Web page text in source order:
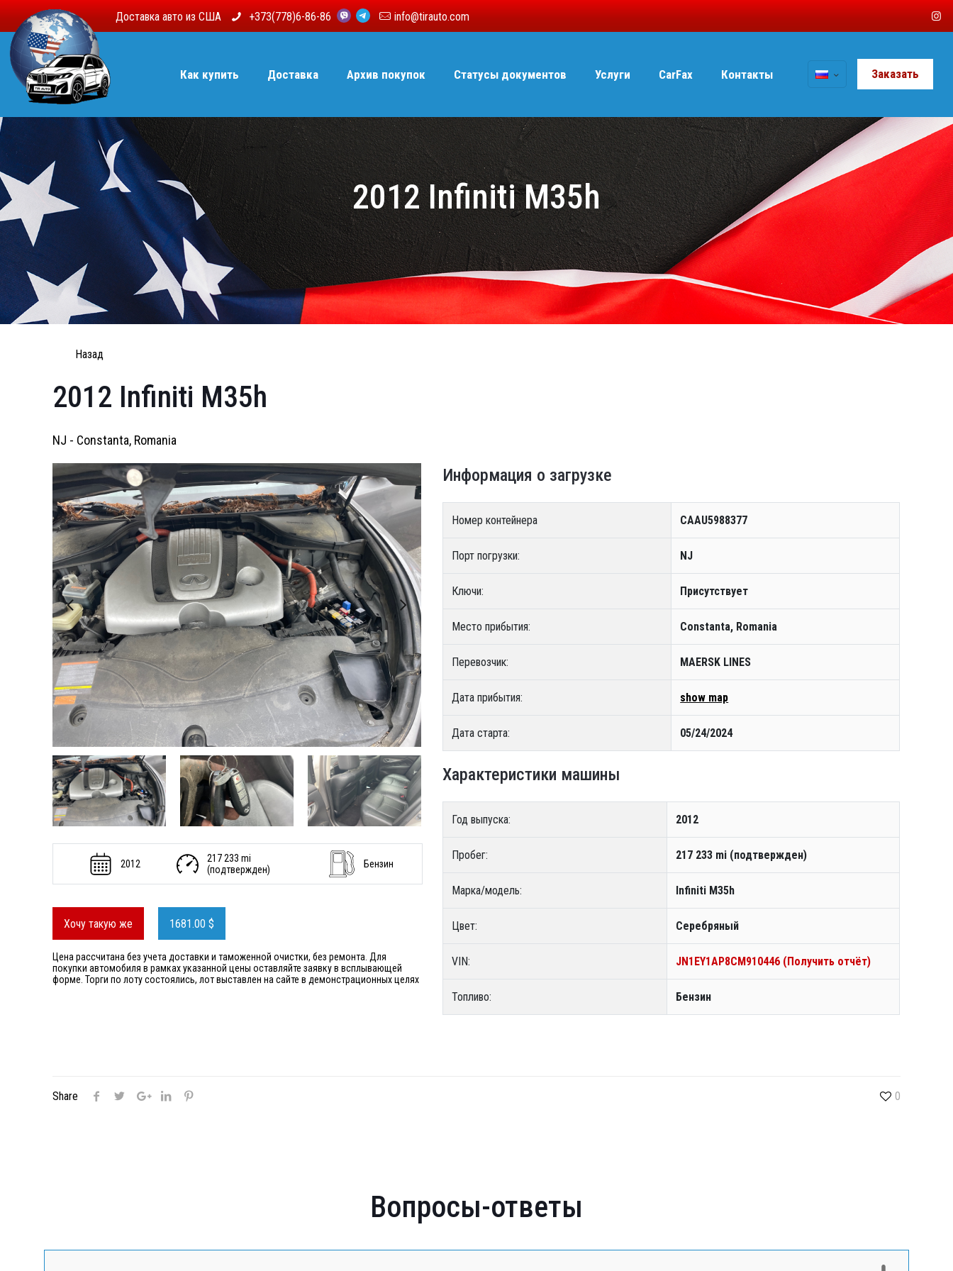
Доставка авто из США +373(778)6-86-86 info@tirauto.com
Как купить Доставка Архив покупок Статусы документов Услуги CarFax Контакты Заказать
2012 Infiniti M35h
Назад
2012 Infiniti M35h
NJ - Constanta, Romania
2012
217 233 mi
(подтвержден)
Бензин
Хочу такую же 1681.00 $
Цена рассчитана без учета доставки и таможенной очистки, без ремонта. Для
покупки автомобиля в рамках указанной цены оставляйте заявку в всплывающей
форме. Торги по лоту состоялись, лот выставлен на сайте в демонстрационных целях
Информация о загрузке
Номер контейнера CAAU5988377
Порт погрузки: NJ
Ключи: Присутствует
Место прибытия: Constanta, Romania
Перевозчик: MAERSK LINES
Дата прибытия: show map
Дата старта: 05/24/2024
Характеристики машины
Год выпуска: 2012
Пробег: 217 233 mi (подтвержден)
Марка/модель: Infiniti M35h
Цвет: Серебряный
VIN: JN1EY1AP8CM910446 (Получить отчёт)
Топливо: Бензин
Share 0
Вопросы-ответы